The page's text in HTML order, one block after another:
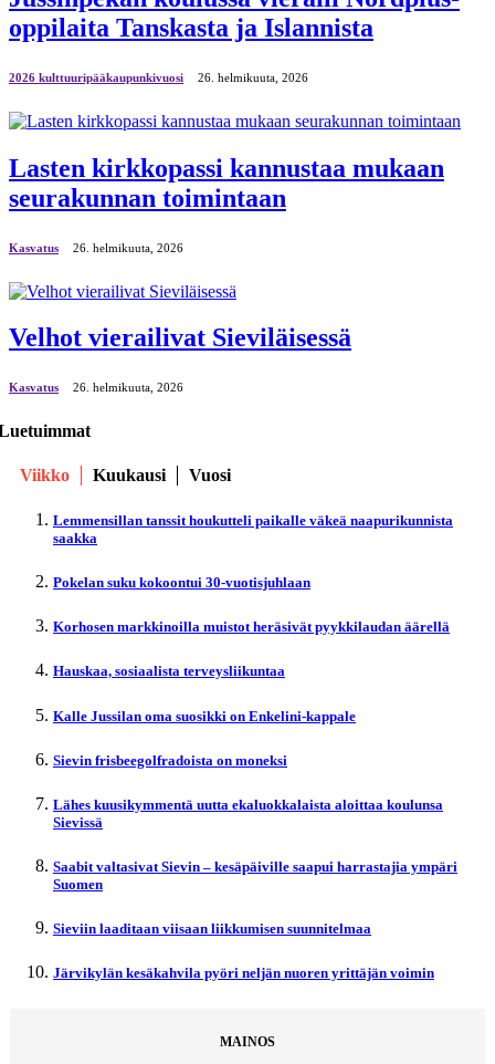
oppilaita Tanskasta ja Islannista
2026 kulttuuripääkaupunkivuosi 26. helmikuuta, 2026
Lasten kirkkopassi kannustaa mukaan
seurakunnan toimintaan
Kasvatus 26. helmikuuta, 2026
Velhot vierailivat Sieviläisessä
Kasvatus 26. helmikuuta, 2026
Viikko Kuukausi Vuosi
Lemmensillan tanssit houkutteli paikalle väkeä naapurikunnista
saakka
Pokelan suku kokoontui 30-vuotisjuhlaan
Korhosen markkinoilla muistot heräsivät pyykkilaudan äärellä
Hauskaa, sosiaalista terveysliikuntaa
Kalle Jussilan oma suosikki on Enkelini-kappale
Sievin frisbeegolfradoista on moneksi
Lähes kuusikymmentä uutta ekaluokkalaista aloittaa koulunsa
Sievissä
Saabit valtasivat Sievin – kesäpäiville saapui harrastajia ympäri
Suomen
Sieviin laaditaan viisaan liikkumisen suunnitelmaa
Järvikylän kesäkahvila pyöri neljän nuoren yrittäjän voimin
MAINOS